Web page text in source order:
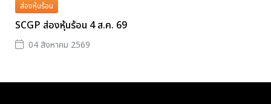
ส่องหุ้นร้อน
SCGP ส่องหุ้นร้อน 4 ส.ค. 69
04 สิงหาคม 2569